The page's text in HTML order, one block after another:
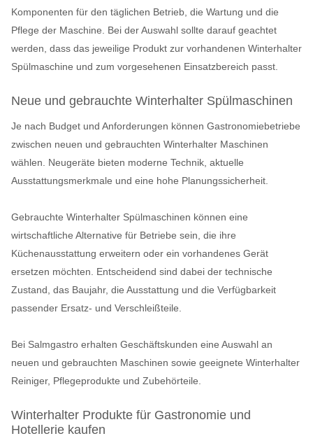
Komponenten für den täglichen Betrieb, die Wartung und die
Pflege der Maschine. Bei der Auswahl sollte darauf geachtet
werden, dass das jeweilige Produkt zur vorhandenen Winterhalter
Spülmaschine und zum vorgesehenen Einsatzbereich passt.
Neue und gebrauchte Winterhalter Spülmaschinen
Je nach Budget und Anforderungen können Gastronomiebetriebe
zwischen neuen und gebrauchten Winterhalter Maschinen
wählen. Neugeräte bieten moderne Technik, aktuelle
Ausstattungsmerkmale und eine hohe Planungssicherheit.
Gebrauchte Winterhalter Spülmaschinen können eine
wirtschaftliche Alternative für Betriebe sein, die ihre
Küchenausstattung erweitern oder ein vorhandenes Gerät
ersetzen möchten. Entscheidend sind dabei der technische
Zustand, das Baujahr, die Ausstattung und die Verfügbarkeit
passender Ersatz- und Verschleißteile.
Bei Salmgastro erhalten Geschäftskunden eine Auswahl an
neuen und gebrauchten Maschinen sowie geeignete Winterhalter
Reiniger, Pflegeprodukte und Zubehörteile.
Winterhalter Produkte für Gastronomie und
Hotellerie kaufen